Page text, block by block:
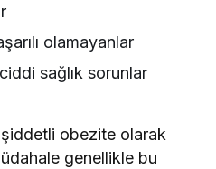
olamayanlar
sağlık sorunlar
obezite olarak
genellikle bu